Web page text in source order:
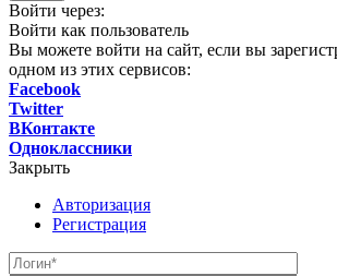
Войти через:
Войти как пользователь
Вы можете войти на сайт, если вы
одном из этих сервисов:
Facebook
Twitter
ВКонтакте
Одноклассники
Закрыть
Авторизация
Регистрация